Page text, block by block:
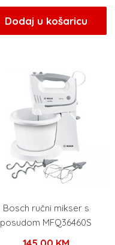
Dodaj u košaricu
Bosch ručni mikser s
posudom MFQ36460S